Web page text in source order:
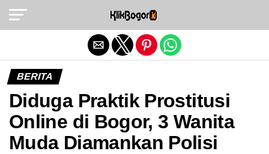
BERITA
Diduga Praktik Prostitusi
Online di Bogor, 3 Wanita
Muda Diamankan Polisi
Exit mobile version